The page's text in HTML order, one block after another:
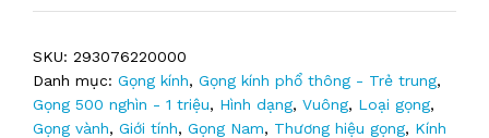
SKU: 293076220000
Danh mục: Gọng kính, Gọng kính phổ thông - Trẻ trung,
Gọng 500 nghìn - 1 triệu, Hình dạng, Vuông, Loại gọng,
Gọng vành, Giới tính, Gọng Nam, Thương hiệu gọng, Kính